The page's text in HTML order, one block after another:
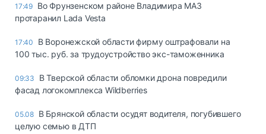
17:49 Во Фрунзенском районе Владимира МАЗ
протаранил Lada Vesta
17:40
В Воронежской области фирму оштрафовали на
100 тыс. руб. за трудоустройство экс-таможенника
09:33
В Тверской области обломки дрона повредили
фасад логокомплекса Wildberries
05.08 В Брянской области осудят водителя, погубившего
целую семью в ДТП